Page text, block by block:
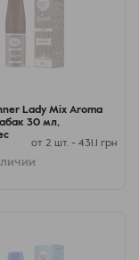
Lady Mix Aroma
30 мл,
от 2 шт. - 431.1 грн